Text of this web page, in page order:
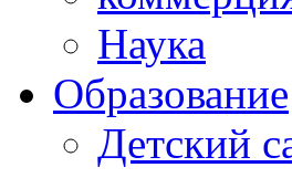
Наука
Образование
Детский